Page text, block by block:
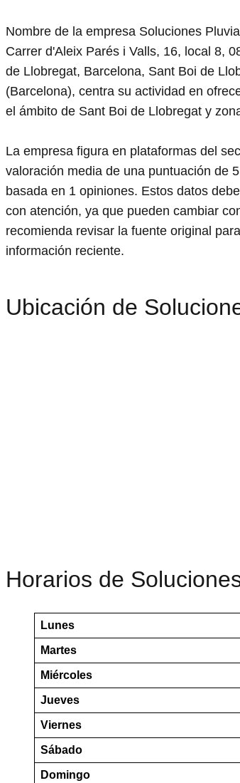
Nombre de la empresa Soluciones
Carrer d'Aleix Parés i Valls, 16, local 8,
de Llobregat, Barcelona, Sant Boi de
(Barcelona), centra su actividad en
el ámbito de Sant Boi de Llobregat y
La empresa figura en plataformas del
valoración media de una puntuación de
basada en 1 opiniones. Estos datos
con atención, ya que pueden cambiar
recomienda revisar la fuente original
información reciente.
Ubicación de
Horarios de
Lunes
Martes
Miércoles
Jueves
Viernes
Sábado
Domingo